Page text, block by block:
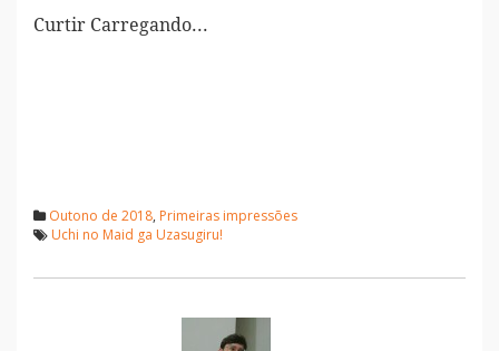
Curtir Carregando...
Outono de 2018, Primeiras impressões
Uchi no Maid ga Uzasugiru!